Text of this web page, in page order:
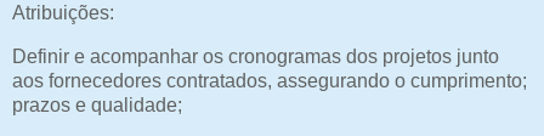
Atribuições:
Definir e acompanhar os cronogramas dos projetos junto
aos fornecedores contratados, assegurando o cumprimento;
prazos e qualidade;